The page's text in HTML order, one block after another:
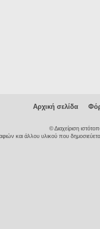
Αρχική σελίδα
© Διαχείριση
και άλλου υλικού που